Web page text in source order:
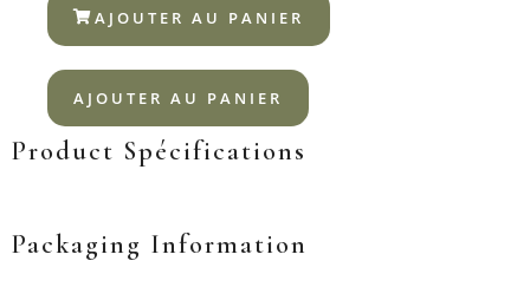
AJOUTER AU PANIER
AJOUTER AU PANIER
Product Spécifications
Packaging Information